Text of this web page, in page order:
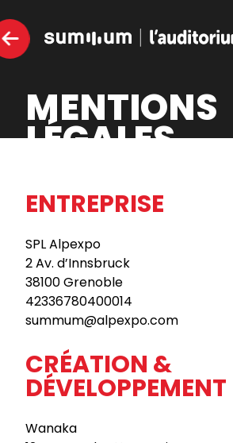
MENTIONS
LÉGALES
ENTREPRISE
SPL Alpexpo
2 Av. d’Innsbruck
38100 Grenoble
42336780400014
summum@alpexpo.com
CRÉATION &
DÉVELOPPEMENT
Wanaka